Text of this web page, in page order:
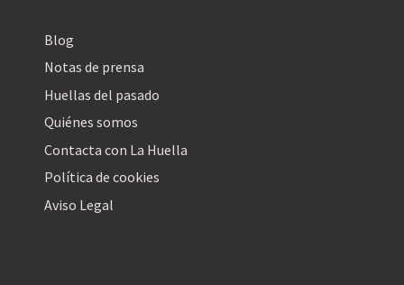
Blog
Notas de prensa
Huellas del pasado
Quiénes somos
Contacta con La Huella
Política de cookies
Aviso Legal